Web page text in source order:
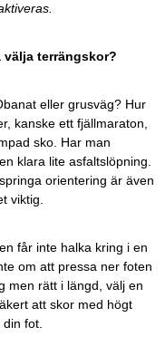
välja terrängskor?
eller grusväg? Hur
kanske ett fjällmaraton,
sko. Har man
klara lite asfaltslöpning.
orientering är även
viktig.
får inte halka kring i en
om att pressa ner foten
men rätt i längd, välj en
att skor med högt
fot.